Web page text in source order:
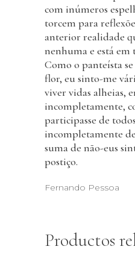
com inúmeros
torcem para
anterior realidade
nenhuma e está em
Como o panteísta
flor, eu sinto-me
viver vidas alheias,
incompletamente,
participasse de
incompletamente
suma de não-eus
postiço.
Fernando Pessoa
Productos